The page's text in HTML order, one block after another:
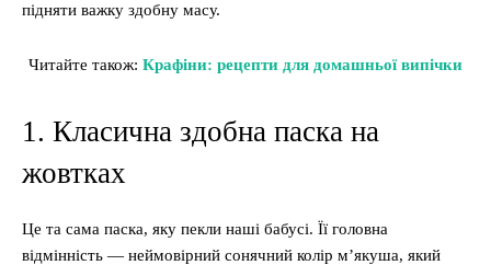
підняти важку здобну масу.
Читайте також: Крафіни: рецепти для домашньої випічки
1. Класична здобна паска на
жовтках
Це та сама паска, яку пекли наші бабусі. Її головна
відмінність — неймовірний сонячний колір м’якуша, який